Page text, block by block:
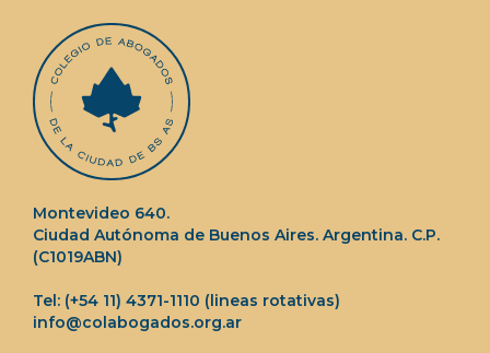
Montevideo 640.
Ciudad Autónoma de Buenos Aires. Argentina. C.P.
(C1019ABN)
Tel: (+54 11) 4371-1110 (lineas rotativas)
info@colabogados.org.ar